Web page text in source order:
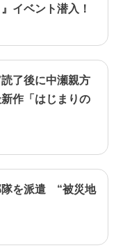
イベント潜入！
了後に中瀬親方
作「はじまりの
隊を派遣 “被災地